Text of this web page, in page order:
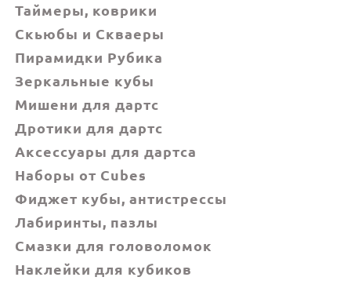
Таймеры, коврики
Скьюбы и Скваеры
Пирамидки Рубика
Зеркальные кубы
Мишени для дартс
Дротики для дартс
Аксессуары для дартса
Наборы от Cubes
Фиджет кубы, антистрессы
Лабиринты, пазлы
Смазки для головоломок
Наклейки для кубиков